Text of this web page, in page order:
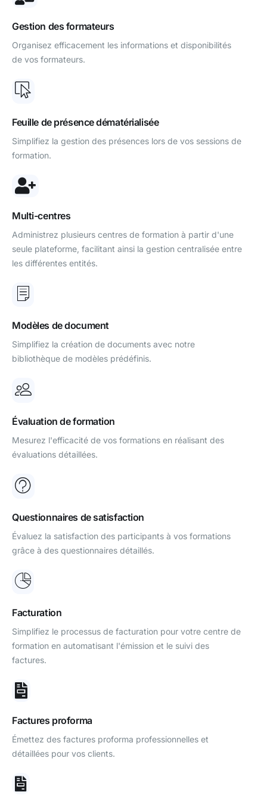
Gestion des formateurs
Organisez efficacement les informations et disponibilités
de vos formateurs.
Feuille de présence dématérialisée
Simplifiez la gestion des présences lors de vos sessions de
formation.
Multi-centres
Administrez plusieurs centres de formation à partir d'une
seule plateforme, facilitant ainsi la gestion centralisée entre
les différentes entités.
Modèles de document
Simplifiez la création de documents avec notre
bibliothèque de modèles prédéfinis.
Évaluation de formation
Mesurez l'efficacité de vos formations en réalisant des
évaluations détaillées.
Questionnaires de satisfaction
Évaluez la satisfaction des participants à vos formations
grâce à des questionnaires détaillés.
Facturation
Simplifiez le processus de facturation pour votre centre de
formation en automatisant l'émission et le suivi des
factures.
Factures proforma
Émettez des factures proforma professionnelles et
détaillées pour vos clients.